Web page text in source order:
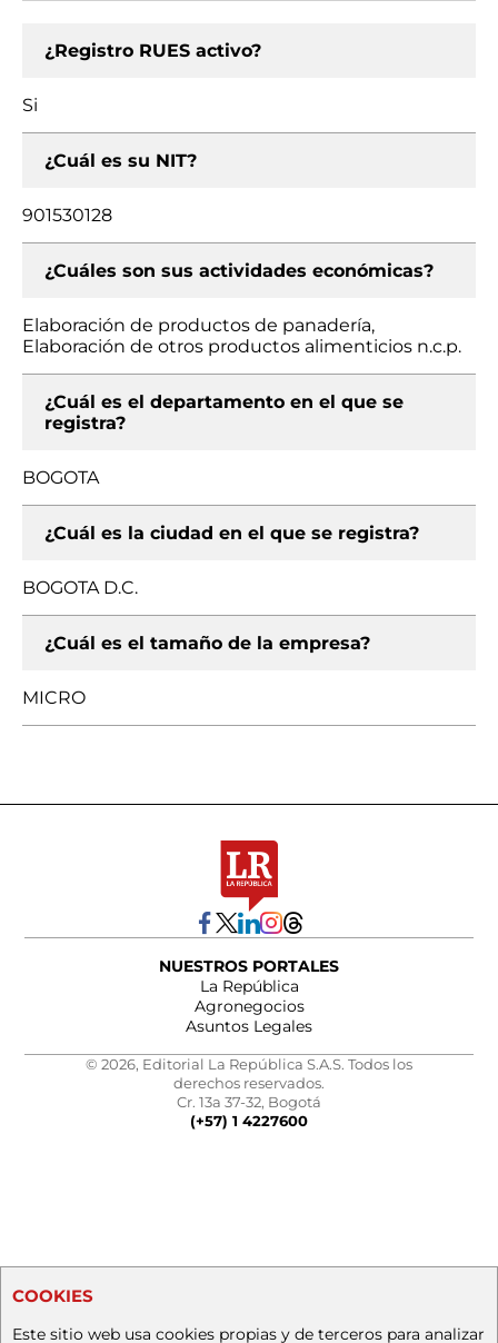
¿Registro RUES activo?
Si
¿Cuál es su NIT?
901530128
¿Cuáles son sus actividades económicas?
Elaboración de productos de panadería,
Elaboración de otros productos alimenticios n.c.p.
¿Cuál es el departamento en el que se
registra?
BOGOTA
¿Cuál es la ciudad en el que se registra?
BOGOTA D.C.
¿Cuál es el tamaño de la empresa?
MICRO
NUESTROS PORTALES
La República
Agronegocios
Asuntos Legales
© 2026, Editorial La República S.A.S. Todos los
derechos reservados.
Cr. 13a 37-32, Bogotá
(+57) 1 4227600
COOKIES
Este sitio web usa cookies propias y de terceros para analizar